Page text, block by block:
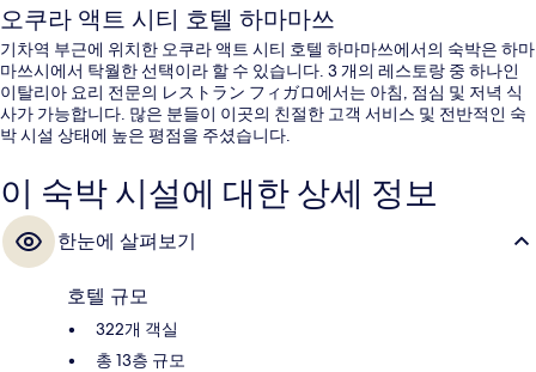
오쿠라 액트 시티 호텔 하마마쓰
기차역 부근에 위치한 오쿠라 액트 시티 호텔 하마마쓰에서의 숙박은 하마
마쓰시에서 탁월한 선택이라 할 수 있습니다. 3 개의 레스토랑 중 하나인
이탈리아 요리 전문의 レストラン フィガロ에서는 아침, 점심 및 저녁 식
사가 가능합니다. 많은 분들이 이곳의 친절한 고객 서비스 및 전반적인 숙
박 시설 상태에 높은 평점을 주셨습니다.
이 숙박 시설에 대한 상세 정보
한눈에 살펴보기
호텔 규모
322개 객실
총 13층 규모